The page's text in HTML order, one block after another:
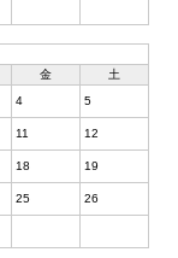
金
土
4 5
11 12
18 19
25 26